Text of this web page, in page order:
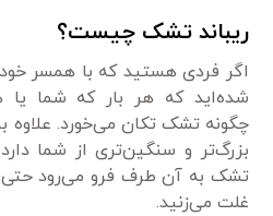
ریباند تشک چیست؟
اگر فردی هستید که با همسر خود
شده‌اید که هر بار که شما یا
چگونه تشک تکان می‌خورد. علاوه
بزرگ‌تر و سنگین‌تری از شما
تشک به آن طرف فرو می‌رود
غلت می‌زنید.